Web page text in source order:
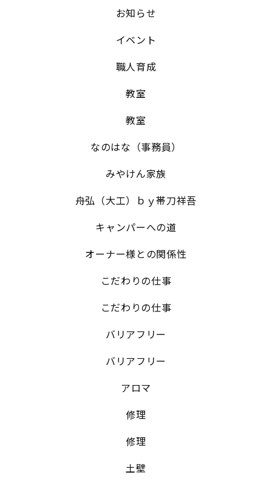
お知らせ
イベント
職人育成
教室
教室
なのはな（事務員）
みやけん家族
舟弘（大工）ｂｙ帯刀祥吾
キャンパーへの道
オーナー様との関係性
こだわりの仕事
こだわりの仕事
バリアフリー
バリアフリー
アロマ
修理
修理
土壁